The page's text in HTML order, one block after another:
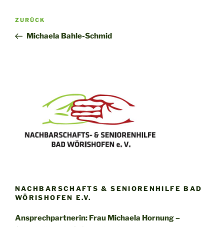
Beitragsnavigation
Vorheriger
Beitrag
ZURÜCK
Michaela Bahle-Schmid
NACHBARSCHAFTS & SENIORENHILFE BAD
WÖRISHOFEN E.V.
Ansprechpartnerin: Frau Michaela Hornung –